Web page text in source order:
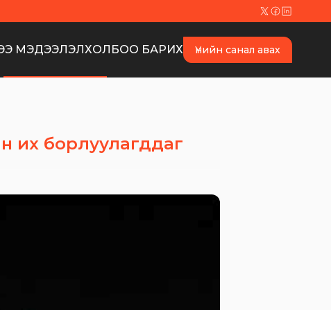
МЭДЭЭЛЭЛХОЛБОО БАРИХ Үнийн санал авах
их борлуулагддаг